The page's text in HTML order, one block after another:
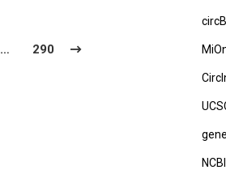
… 290